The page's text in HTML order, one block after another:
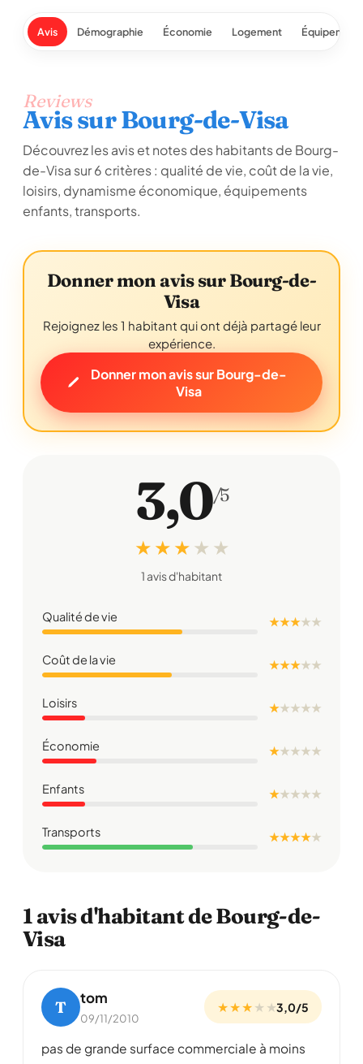
Avis Démographie Économie Logement
Reviews
Avis sur Bourg-de-Visa
Découvrez les avis et notes des habitants de Bourg-
de-Visa sur 6 critères : qualité de vie, coût de la vie,
loisirs, dynamisme économique, équipements
enfants, transports.
Donner mon avis sur Bourg-de-
Visa
Rejoignez les 1 habitant qui ont déjà partagé leur
expérience.
Donner mon avis sur Bourg-de-
Visa
3,0/5
★ ★ ★ ★ ★
1 avis d'habitant
Qualité de vie ★ ★ ★★★
Coût de la vie ★ ★ ★★★
Loisirs ★★★★★
Économie ★★★★★
Enfants ★★★★★
Transports ★ ★ ★ ★★
1 avis d'habitant de Bourg-de-
Visa
T tom
09/11/2010
★ ★ ★★ ★3,0/5
pas de grande surface commerciale à moins